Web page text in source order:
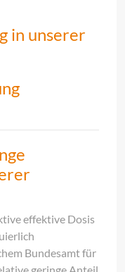
in unserer
effektive Dosis
Bundesamt für